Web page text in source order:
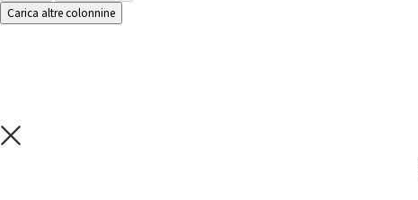
Carica altre colonnine